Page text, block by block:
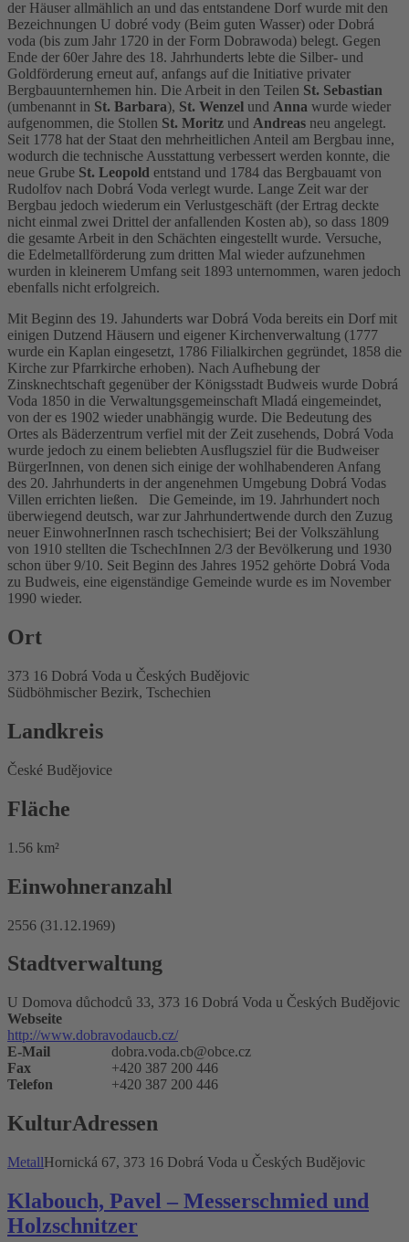
der Häuser allmählich an und das entstandene Dorf wurde mit den
Bezeichnungen U dobré vody (Beim guten Wasser) oder Dobrá
voda (bis zum Jahr 1720 in der Form Dobrawoda) belegt. Gegen
Ende der 60er Jahre des 18. Jahrhunderts lebte die Silber- und
Goldförderung erneut auf, anfangs auf die Initiative privater
Bergbauunternhemen hin. Die Arbeit in den Teilen St. Sebastian
(umbenannt in St. Barbara), St. Wenzel und Anna wurde wieder
aufgenommen, die Stollen St. Moritz und Andreas neu angelegt.
Seit 1778 hat der Staat den mehrheitlichen Anteil am Bergbau inne,
wodurch die technische Ausstattung verbessert werden konnte, die
neue Grube St. Leopold entstand und 1784 das Bergbauamt von
Rudolfov nach Dobrá Voda verlegt wurde. Lange Zeit war der
Bergbau jedoch wiederum ein Verlustgeschäft (der Ertrag deckte
nicht einmal zwei Drittel der anfallenden Kosten ab), so dass 1809
die gesamte Arbeit in den Schächten eingestellt wurde. Versuche,
die Edelmetallförderung zum dritten Mal wieder aufzunehmen
wurden in kleinerem Umfang seit 1893 unternommen, waren jedoch
ebenfalls nicht erfolgreich.
Mit Beginn des 19. Jahunderts war Dobrá Voda bereits ein Dorf mit
einigen Dutzend Häusern und eigener Kirchenverwaltung (1777
wurde ein Kaplan eingesetzt, 1786 Filialkirchen gegründet, 1858 die
Kirche zur Pfarrkirche erhoben). Nach Aufhebung der
Zinsknechtschaft gegenüber der Königsstadt Budweis wurde Dobrá
Voda 1850 in die Verwaltungsgemeinschaft Mladá eingemeindet,
von der es 1902 wieder unabhängig wurde. Die Bedeutung des
Ortes als Bäderzentrum verfiel mit der Zeit zusehends, Dobrá Voda
wurde jedoch zu einem beliebten Ausflugsziel für die Budweiser
BürgerInnen, von denen sich einige der wohlhabenderen Anfang
des 20. Jahrhunderts in der angenehmen Umgebung Dobrá Vodas
Villen errichten ließen. Die Gemeinde, im 19. Jahrhundert noch
überwiegend deutsch, war zur Jahrhundertwende durch den Zuzug
neuer EinwohnerInnen rasch tschechisiert; Bei der Volkszählung
von 1910 stellten die TschechInnen 2/3 der Bevölkerung und 1930
schon über 9/10. Seit Beginn des Jahres 1952 gehörte Dobrá Voda
zu Budweis, eine eigenständige Gemeinde wurde es im November
1990 wieder.
Ort
373 16 Dobrá Voda u Českých Budějovic
Südböhmischer Bezirk, Tschechien
Landkreis
České Budějovice
Fläche
1.56 km²
Einwohneranzahl
2556 (31.12.1969)
Stadtverwaltung
U Domova důchodců 33, 373 16 Dobrá Voda u Českých Budějovic
Webseite
http://www.dobravodaucb.cz/
E-Mail
dobra.voda.cb@obce.cz
Fax
+420 387 200 446
Telefon
+420 387 200 446
KulturAdressen
MetallHornická 67, 373 16 Dobrá Voda u Českých Budějovic
Klabouch, Pavel – Messerschmied und
Holzschnitzer